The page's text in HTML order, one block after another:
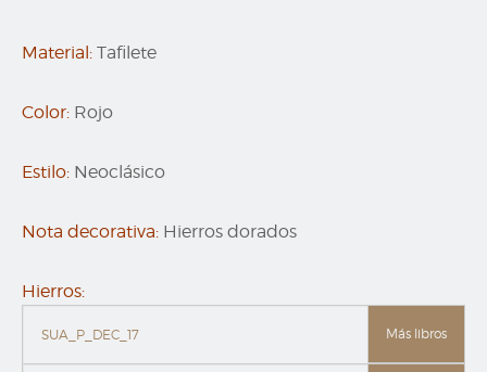
Material: Tafilete
Color: Rojo
Estilo: Neoclásico
Nota decorativa: Hierros dorados
Hierros:
SUA_P_DEC_17 Más libros